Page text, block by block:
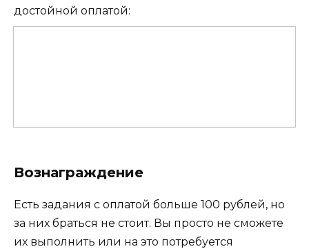
достойной оплатой:
Вознаграждение
Есть задания с оплатой больше 100 рублей, но
за них браться не стоит. Вы просто не сможете
их выполнить или на это потребуется